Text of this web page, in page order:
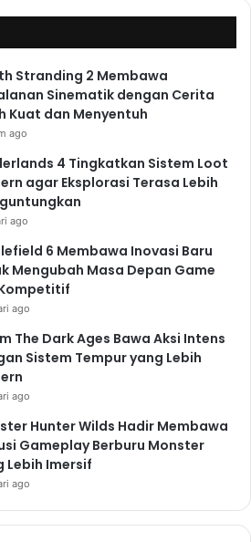
Stranding 2 Membawa
Sinematik dengan Cerita
Kuat dan Menyentuh
ago
4 Tingkatkan Sistem Loot
agar Eksplorasi Terasa Lebih
ago
6 Membawa Inovasi Baru
Mengubah Masa Depan Game
Kompetitif
ago
The Dark Ages Bawa Aksi Intens
Sistem Tempur yang Lebih
ago
Hunter Wilds Hadir Membawa
Gameplay Berburu Monster
Lebih Imersif
ago